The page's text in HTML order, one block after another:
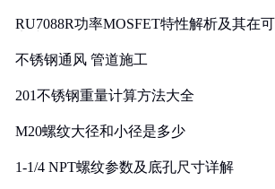
RU7088R功率MOSFET特性解析及其在
不锈钢通风 管道施工
201不锈钢重量计算方法大全
M20螺纹大径和小径是多少
1-1/4 NPT螺纹参数及底孔尺寸详解